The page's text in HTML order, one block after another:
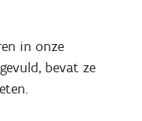
in onze
bevat ze